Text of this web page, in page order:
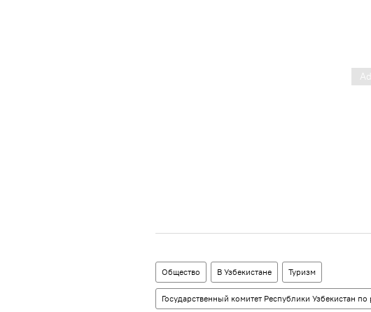
Общество В Узбекистане Туризм
Государственный комитет Республики Узбекистан